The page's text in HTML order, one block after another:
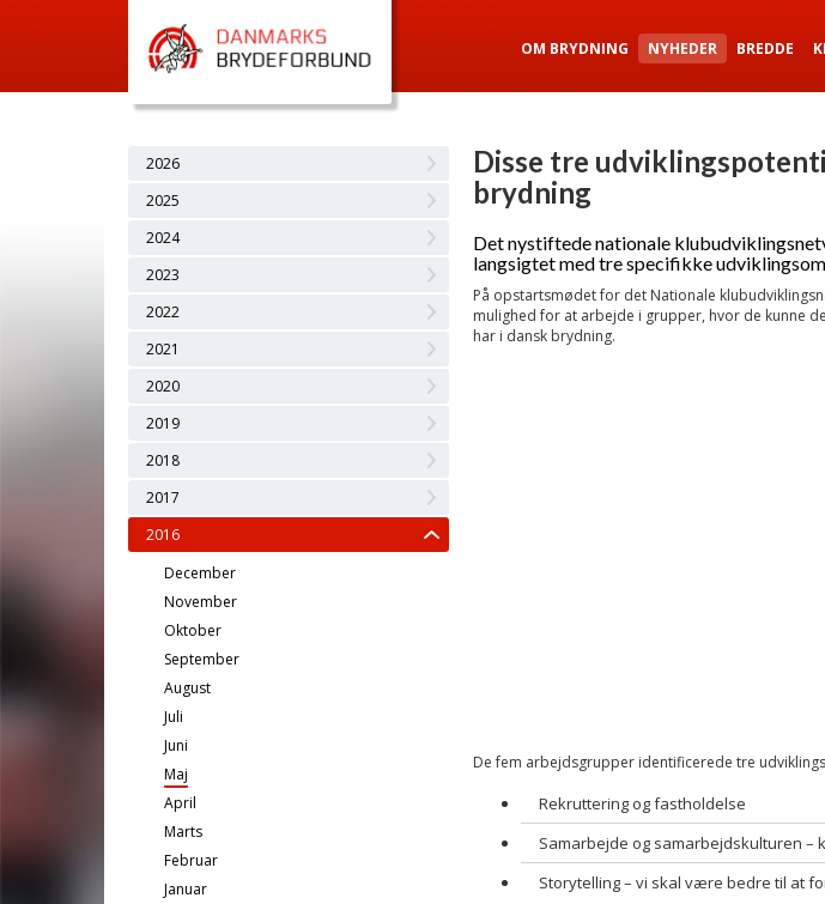
OM BRYDNING NYHEDER BREDDE
2026
2025
2024
2023
2022
2021
2020
2019
2018
2017
2016
December
November
Oktober
September
August
Juli
Juni
Maj
April
Marts
Februar
Januar
Disse tre
brydning
Det nystiftede nationale
langsigtet med tre specifikke
På opstartsmødet for det Nationale
mulighed for at arbejde i grupper, hvor de kunne
har i dansk brydning.
De fem arbejdsgrupper identificerede tre
Rekruttering og fastholdelse
Samarbejde og samarbejdskulturen –
Storytelling – vi skal være bedre til at